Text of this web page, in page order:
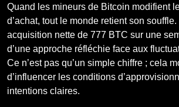
Quand les mineurs de Bitcoin modifient
d’achat, tout le monde retient son
acquisition nette de 777 BTC sur une
d’une approche réfléchie face aux
Ce n’est pas qu’un simple chiffre ; cela
d’influencer les conditions
intentions claires.